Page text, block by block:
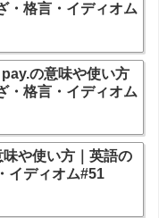
・格言・イディオム
の意味や使い方
・格言・イディオム
や使い方｜英語の
イディオム#51